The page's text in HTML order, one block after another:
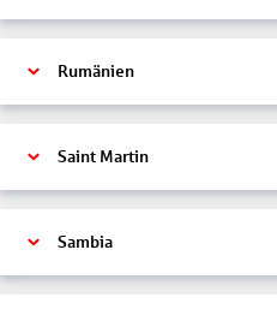
Rumänien
Saint Martin
Sambia